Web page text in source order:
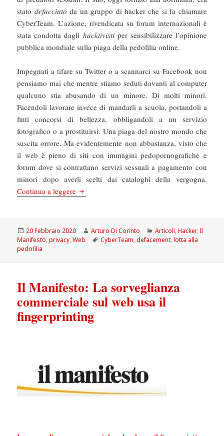
stato defacciato da un gruppo di hacker che si fa chiamare
CyberTeam. L’azione, rivendicata su forum internazionali è
stata condotta dagli hacktivistiper sensibilizzare l’opinione
pubblica mondiale sulla piaga della pedofilia online.
Impegnati a tifare su Twitter o a scannarci su Facebook non
pensiamo mai che mentre stiamo seduti davanti al computer
qualcuno stia abusando di un minore. Di molti minori.
Facendoli lavorare invece di mandarli a scuola, portandoli a
finti concorsi di bellezza, obbligandoli a un servizio
fotografico o a prostituirsi. Una piaga del nostro mondo che
suscita orrore. Ma evidentemente non abbastanza, visto che
il web è pieno di siti con immagini pedopornografiche e
forum dove si contrattano servizi sessuali a pagamento con
minori dopo averli scelti dai cataloghi della vergogna.
Continua a leggere Il Manifesto: I siti della vergogna che nessuno
Scritto
il
20 Febbraio 2020 Autore
Arturo Di Corinto Categorie
Articoli,Hacker,Il
Manifesto,privacy,Web Tag
CyberTeam,defacement,lotta alla
pedofilia
Il Manifesto: La sorveglianza
commerciale sul web usa il
fingerprinting